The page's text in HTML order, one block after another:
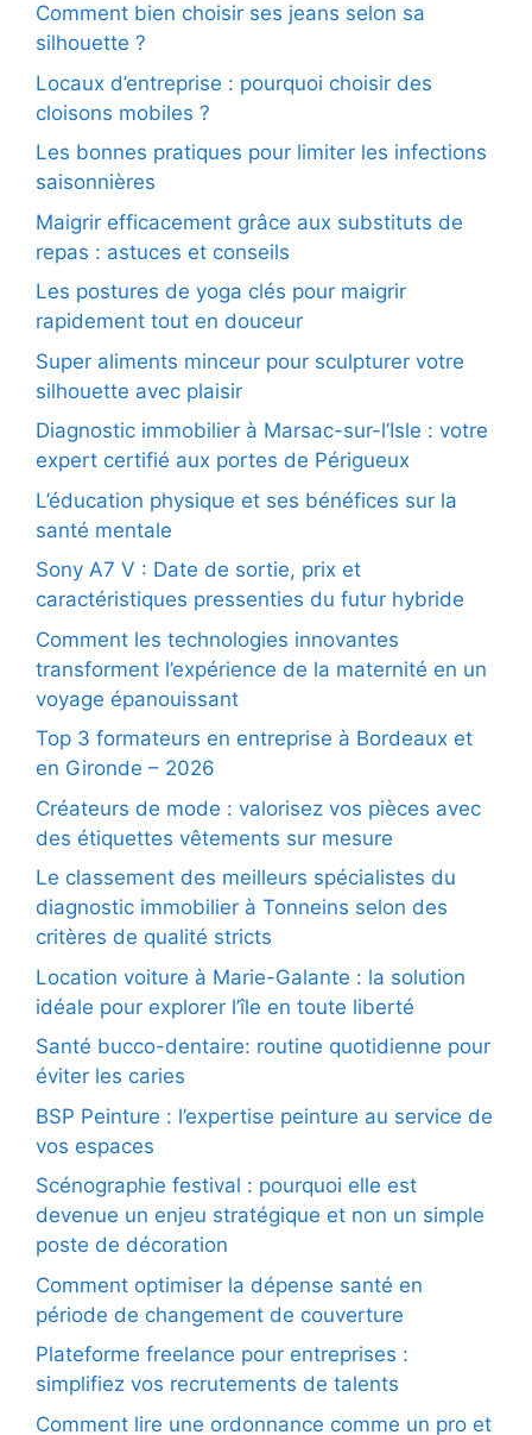
Comment bien choisir ses jeans selon sa
silhouette ?
Locaux d’entreprise : pourquoi choisir des
cloisons mobiles ?
Les bonnes pratiques pour limiter les infections
saisonnières
Maigrir efficacement grâce aux substituts de
repas : astuces et conseils
Les postures de yoga clés pour maigrir
rapidement tout en douceur
Super aliments minceur pour sculpturer votre
silhouette avec plaisir
Diagnostic immobilier à Marsac-sur-l’Isle : votre
expert certifié aux portes de Périgueux
L’éducation physique et ses bénéfices sur la
santé mentale
Sony A7 V : Date de sortie, prix et
caractéristiques pressenties du futur hybride
Comment les technologies innovantes
transforment l’expérience de la maternité en un
voyage épanouissant
Top 3 formateurs en entreprise à Bordeaux et
en Gironde – 2026
Créateurs de mode : valorisez vos pièces avec
des étiquettes vêtements sur mesure
Le classement des meilleurs spécialistes du
diagnostic immobilier à Tonneins selon des
critères de qualité stricts
Location voiture à Marie-Galante : la solution
idéale pour explorer l’île en toute liberté
Santé bucco-dentaire: routine quotidienne pour
éviter les caries
BSP Peinture : l’expertise peinture au service de
vos espaces
Scénographie festival : pourquoi elle est
devenue un enjeu stratégique et non un simple
poste de décoration
Comment optimiser la dépense santé en
période de changement de couverture
Plateforme freelance pour entreprises :
simplifiez vos recrutements de talents
Comment lire une ordonnance comme un pro et